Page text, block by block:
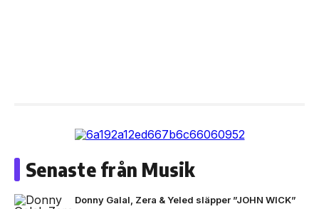
Senaste från Musik
Donny Galal, Zera & Yeled släpper ”JOHN WICK”